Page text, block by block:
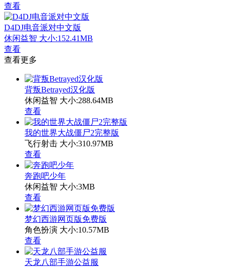
查看
D4DJ电音派对中文版
休闲益智 大小:152.41MB
查看
查看更多
背叛Betrayed汉化版
休闲益智 大小:288.64MB
查看
我的世界大战僵尸2完整版
飞行射击 大小:310.97MB
查看
奔跑吧少年
休闲益智 大小:3MB
查看
梦幻西游网页版免费版
角色扮演 大小:10.57MB
查看
天龙八部手游公益服